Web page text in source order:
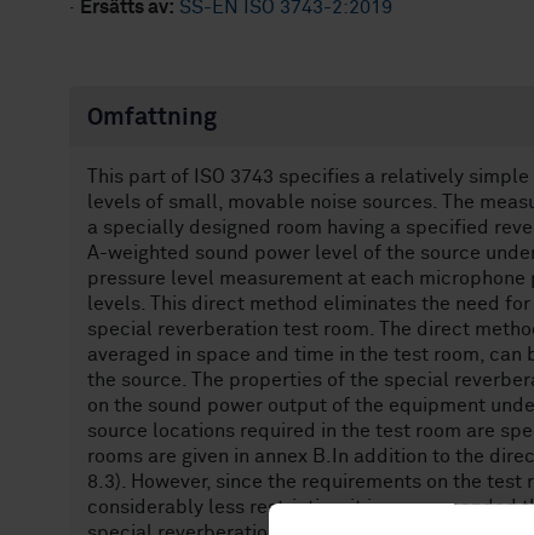
· Ersätts av: SS-EN ISO 3743-2:2019
Omfattning
This part of ISO 3743 specifies a relatively
levels of small, movable noise sources. The
a specially designed room having a specified
A-weighted sound power level of the source
pressure level measurement at each
levels. This direct method eliminates the need
special reverberation test room. The direct
averaged in space and time in the test room,
the source. The properties of the special
on the sound power output of the equipment
source locations required in the test room are
rooms are given in annex B.In addition to the
8.3). However, since the requirements on the
considerably less restrictive, it is recommended